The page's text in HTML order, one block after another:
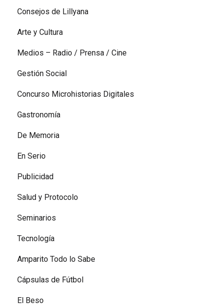
Consejos de Lillyana
Arte y Cultura
Medios – Radio / Prensa / Cine
Gestión Social
Concurso Microhistorias Digitales
Gastronomía
De Memoria
En Serio
Publicidad
Salud y Protocolo
Seminarios
Tecnología
Amparito Todo lo Sabe
Cápsulas de Fútbol
El Beso